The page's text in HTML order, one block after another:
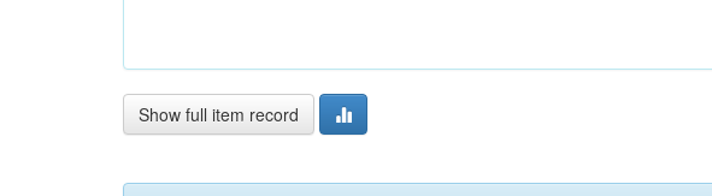
Show full item record